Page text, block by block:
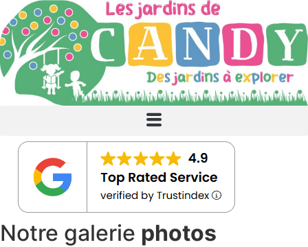
Notre galerie photos